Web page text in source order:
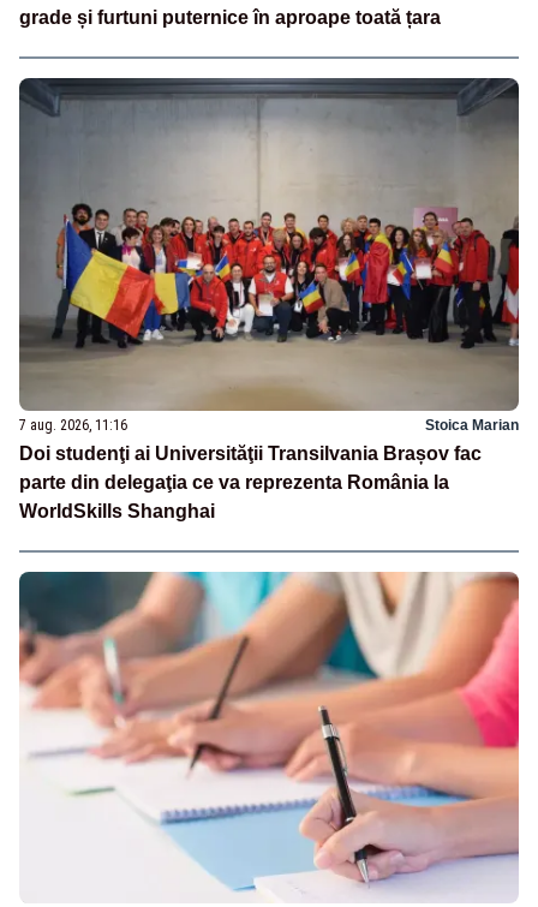
grade și furtuni puternice în aproape toată țara
7 aug. 2026, 11:16 Stoica Marian
Doi studenţi ai Universităţii Transilvania Brașov fac
parte din delegaţia ce va reprezenta România la
WorldSkills Shanghai